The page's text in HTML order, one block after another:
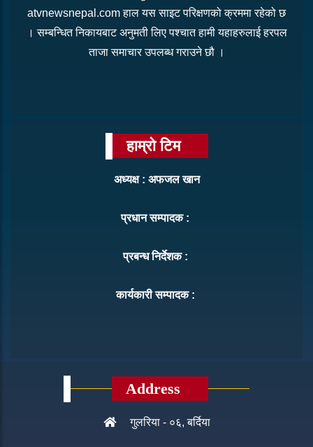
atvnewsnepal.com हाल यस साइट परिक्षणको क्रममा रहेको छ
। सम्बन्धित निकायबाट अनुमती लिए पश्चात हामी यहाहरुलाई हरपल
ताजा समाचार उपलब्ध गराउने छौ ।
हाम्रो टिम
अध्यक्ष : अफजल खान
प्रधान सम्पादक :
प्रबन्ध निर्देशक :
कार्यकारी सम्पादक :
Address
गुलरिया - ०६, बर्दिया